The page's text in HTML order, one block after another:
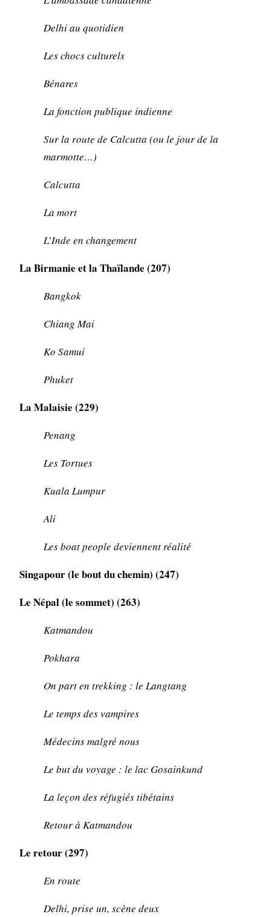
Delhi au quotidien
Les chocs culturels
Bénares
La fonction publique indienne
Sur la route de Calcutta (ou le jour de la
marmotte…)
Calcutta
La mort
L’Inde en changement
La Birmanie et la Thaïlande (207)
Bangkok
Chiang Mai
Ko Samui
Phuket
La Malaisie (229)
Penang
Les Tortues
Kuala Lumpur
Ali
Les boat people deviennent réalité
Singapour (le bout du chemin) (247)
Le Népal (le sommet) (263)
Katmandou
Pokhara
On part en trekking : le Langtang
Le temps des vampires
Médecins malgré nous
Le but du voyage : le lac Gosainkund
La leçon des réfugiés tibétains
Retour à Katmandou
Le retour (297)
En route
Delhi, prise un, scène deux